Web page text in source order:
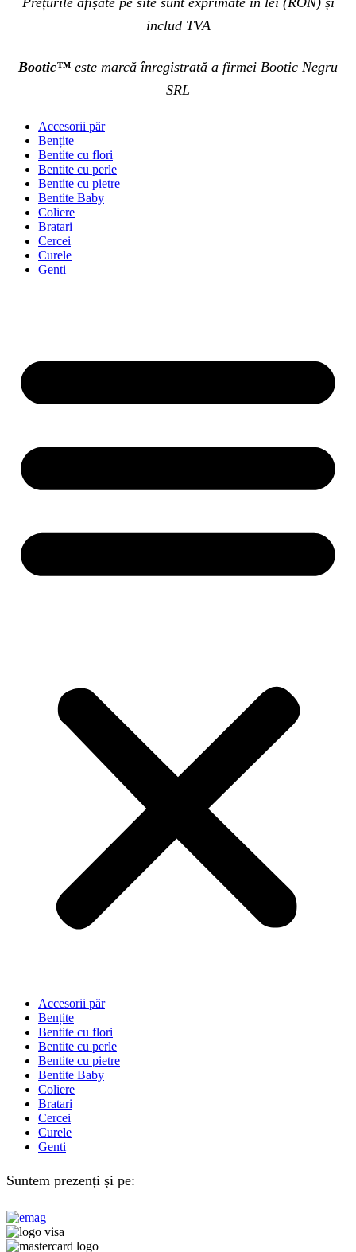
includ TVA
Bootic™ este marcă înregistrată a firmei Bootic Negru
SRL
Accesorii păr
Bențite
Bentite cu flori
Bentite cu perle
Bentite cu pietre
Bentite Baby
Coliere
Bratari
Cercei
Curele
Genti
Accesorii păr
Bențite
Bentite cu flori
Bentite cu perle
Bentite cu pietre
Bentite Baby
Coliere
Bratari
Cercei
Curele
Genti
Suntem prezenți și pe: